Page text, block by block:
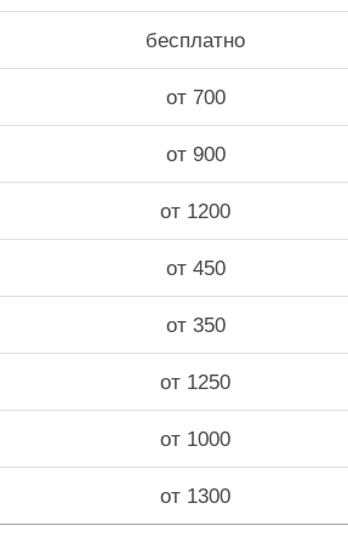
бесплатно
от 700
от 900
от 1200
от 450
от 350
от 1250
от 1000
от 1300